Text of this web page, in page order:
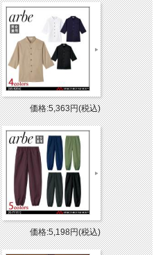
価格:5,363円(税込)
価格:5,198円(税込)